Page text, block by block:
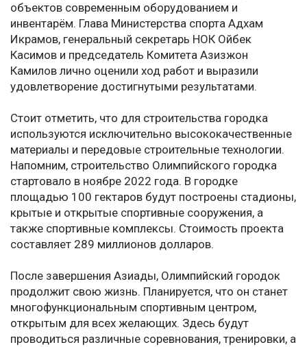
объектов современным оборудованием и
инвентарём. Глава Министерства спорта Адхам
Икрамов, генеральный секретарь НОК Ойбек
Касимов и председатель Комитета Азизжон
Камилов лично оценили ход работ и выразили
удовлетворение достигнутыми результатами.
Стоит отметить, что для строительства городка
используются исключительно высококачественные
материалы и передовые строительные технологии.
Напомним, строительство Олимпийского городка
стартовало в ноябре 2022 года. В городке
площадью 100 гектаров будут построены стадионы,
крытые и открытые спортивные сооружения, а
также спортивные комплексы. Стоимость проекта
составляет 289 миллионов долларов.
После завершения Азиады, Олимпийский городок
продолжит свою жизнь. Планируется, что он станет
многофункциональным спортивным центром,
открытым для всех желающих. Здесь будут
проводиться различные соревнования, тренировки, а